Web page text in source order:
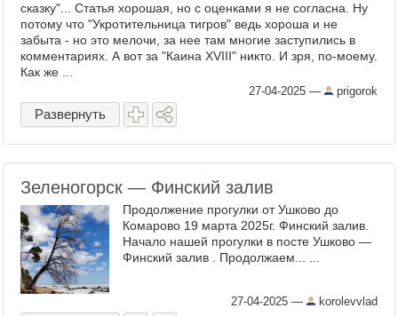
сказку"... Статья хорошая, но с оценками я не согласна. Ну
потому что "Укротительница тигров" ведь хороша и не
забыта - но это мелочи, за нее там многие заступились в
комментариях. А вот за "Каина XVIII" никто. И зря, по-моему.
Как же ...
27-04-2025 — prigorok
Развернуть
Зеленогорск — Финский залив
Продолжение прогулки от Ушково до
Комарово 19 марта 2025г. Финский залив.
Начало нашей прогулки в посте Ушково —
Финский залив . Продолжаем... ...
27-04-2025 — korolevvlad